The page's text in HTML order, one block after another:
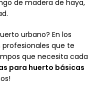
de madera de haya,
urbano? En los
que te
que necesita cada
para huerto básicas